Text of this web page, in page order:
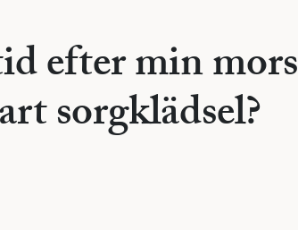
efter min mors
sorgklädsel?